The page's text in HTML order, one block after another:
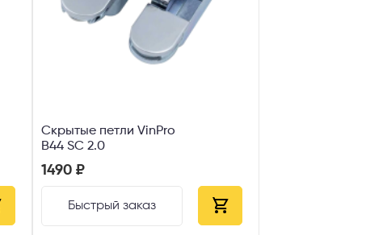
Скрытые петли VinPro
B44 SC 2.0
1490 ₽
Быстрый заказ